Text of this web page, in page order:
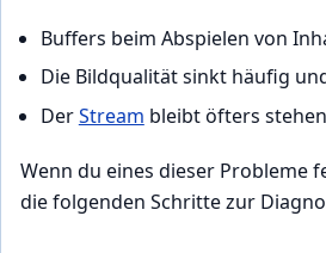
Buffers beim Abspielen von
Die Bildqualität sinkt häufig
DerStream bleibt öfters
Wenn du eines dieser Probleme
die folgenden Schritte zur